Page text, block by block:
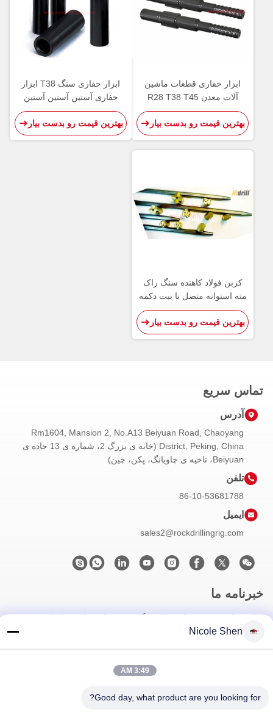
ابزار حفاری قطعات ماشین
آلات معدن R28 T38 T45
ST58 شفت آداپتور فولاد کربن
بهترین قیمت رو بدست بیار
ابزار حفاری سنگ T38 ابزار
حفاری آستین آستین آستین
آستین سیاه و سفید
بهترین قیمت رو بدست بیار
کربن فولاد کاهنده سنگ راک
مته استوانه متصل با بیت دکمه
بهترین قیمت رو بدست بیار
تماس سریع
آدرس
Rm1604, Mansion 2, No.A13 Beiyuan Road, Chaoyang
District, Peking, China (خانه ی بزرگ 2، شماره ی 13 جاده ی
Beiyuan، ناحیه ی چاویانگ، پکن، چین)
تلفن
86-10-53681788
ایمیل
sales2@rockdrillingrig.com
خبرنامه ما
برای دریافت تخفیف ها و موارد دیگر، به خبرنامه ما ثبت نام کنید.
Nicole Shen
3:49 AM
Good day, what product are you looking for?